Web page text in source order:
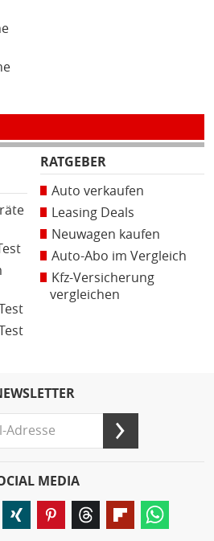
RATGEBER
Auto verkaufen
Leasing Deals
Neuwagen kaufen
Auto-Abo im Vergleich
Kfz-Versicherung
vergleichen
MEDIA